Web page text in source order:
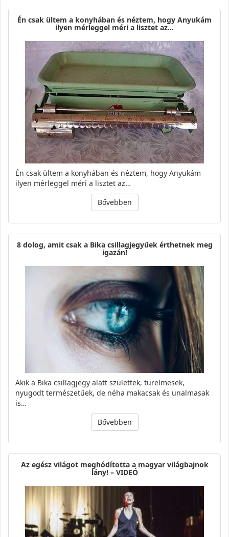
Én csak ültem a konyhában és néztem, hogy Anyukám
ilyen mérleggel méri a lisztet az…
Én csak ültem a konyhában és néztem, hogy Anyukám
ilyen mérleggel méri a lisztet az…
Bővebben
8 dolog, amit csak a Bika csillagjegyűek érthetnek meg
igazán!
Akik a Bika csillagjegy alatt születtek, türelmesek,
nyugodt természetűek, de néha makacsak és unalmasak
is…
Bővebben
Az egész világot meghódította a magyar világbajnok
lány! – VIDEÓ